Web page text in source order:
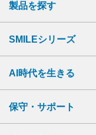
製品を探す
SMILEシリーズ
AI時代を生きる
保守・サポート